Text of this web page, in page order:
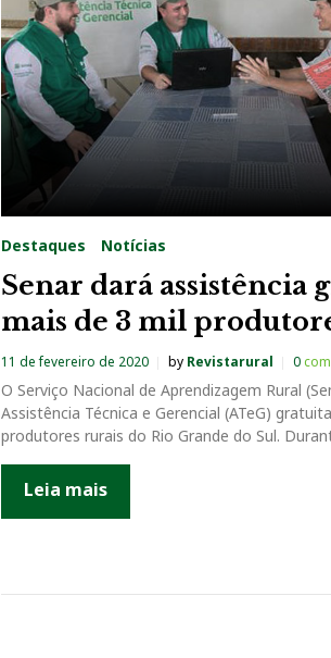
Destaques Notícias
Senar dará assistência
mais de 3 mil
11 de fevereiro de 2020 by Revistarural 0
O Serviço Nacional de Aprendizagem Rural
Assistência Técnica e Gerencial (ATeG)
produtores rurais do Rio Grande do Sul.
Leia mais